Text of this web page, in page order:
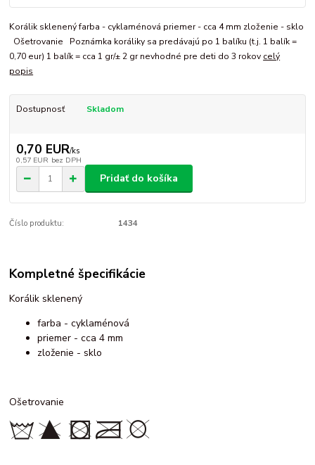
Korálik sklenený farba - cyklaménová priemer - cca 4 mm zloženie - sklo
Ošetrovanie Poznámka koráliky sa predávajú po 1 balíku (t.j. 1 balík =
0,70 eur) 1 balík = cca 1 gr/± 2 gr nevhodné pre deti do 3 rokov celý
popis
Dostupnosť Skladom
0,70 EUR/ks
0,57 EUR bez DPH
Pridať do košíka
Číslo produktu: 1434
Kompletné špecifikácie
Korálik sklenený
farba - cyklaménová
priemer - cca 4 mm
zloženie - sklo
Ošetrovanie